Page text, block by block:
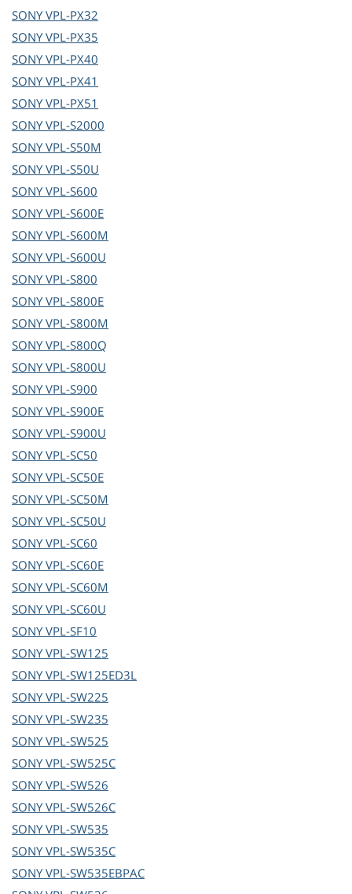
SONYVPL-PX32
SONYVPL-PX35
SONYVPL-PX40
SONYVPL-PX41
SONYVPL-PX51
SONYVPL-S2000
SONYVPL-S50M
SONYVPL-S50U
SONYVPL-S600
SONYVPL-S600E
SONYVPL-S600M
SONYVPL-S600U
SONYVPL-S800
SONYVPL-S800E
SONYVPL-S800M
SONYVPL-S800Q
SONYVPL-S800U
SONYVPL-S900
SONYVPL-S900E
SONYVPL-S900U
SONYVPL-SC50
SONYVPL-SC50E
SONYVPL-SC50M
SONYVPL-SC50U
SONYVPL-SC60
SONYVPL-SC60E
SONYVPL-SC60M
SONYVPL-SC60U
SONYVPL-SF10
SONYVPL-SW125
SONYVPL-SW125ED3L
SONYVPL-SW225
SONYVPL-SW235
SONYVPL-SW525
SONYVPL-SW525C
SONYVPL-SW526
SONYVPL-SW526C
SONYVPL-SW535
SONYVPL-SW535C
SONYVPL-SW535EBPAC